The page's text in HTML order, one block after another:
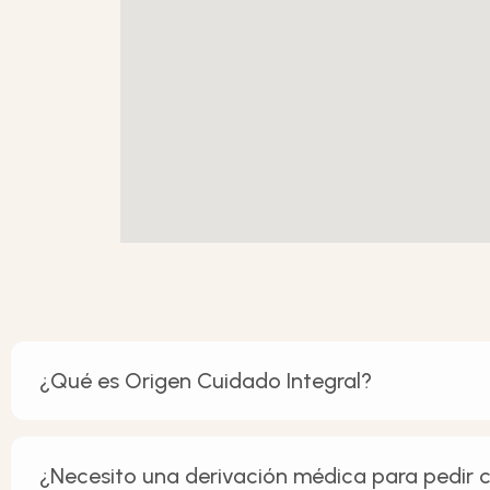
¿Qué es Origen Cuidado Integral?
¿Necesito una derivación médica para pedir